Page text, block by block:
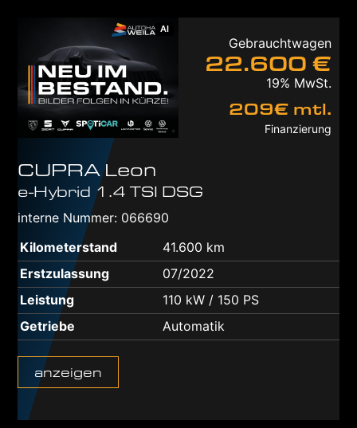
AI
Gebrauchtwagen
22.600 €
19% MwSt.
209€ mtl.
Finanzierung
CUPRA Leon
e-Hybrid 1.4 TSI DSG
interne Nummer: 066690
Kilometerstand
41.600 km
Erstzulassung
07/2022
Leistung
110 kW / 150 PS
Getriebe
Automatik
anzeigen